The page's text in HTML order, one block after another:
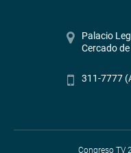
Palacio
Cercado
311-7777
Congreso TV